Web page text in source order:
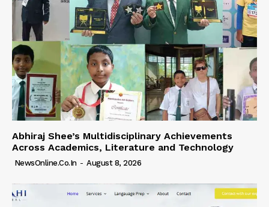
Abhiraj Shee’s Multidisciplinary Achievements
Across Academics, Literature and Technology
NewsOnline.co.in - August 8, 2026